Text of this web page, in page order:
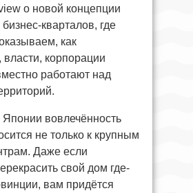
о новой концепции
кварталов, где
как
корпорации
работают над
вовлечённость
не только к крупным
Даже если
свой дом где-
вам придётся